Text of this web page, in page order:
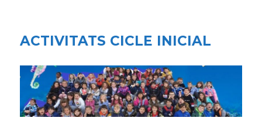
ACTIVITATS CICLE INICIAL